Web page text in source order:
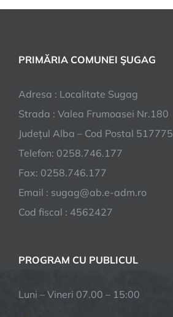
PRIMĂRIA COMUNEI ŞUGAG
Adresa : Localitate Sugag
Strada : Valea Frumoasei Nr.180
Județul Alba – Cod Postal 517775
Telefon: 0258.746.177
Fax: 0258.746.177
Email : sugag@ab.e-adm.ro
Cod fiscal : 4562427
PROGRAM CU PUBLICUL
Luni – Vineri 07.00 – 15:00